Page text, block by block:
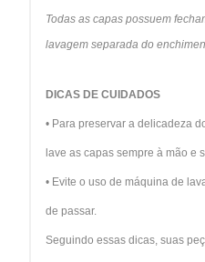
Todas as capas possuem
lavagem separada do
DICAS DE CUIDADOS
• Para preservar a delicadeza
lave as capas sempre à mão e
• Evite o uso de máquina de
de passar.
Seguindo essas dicas, suas